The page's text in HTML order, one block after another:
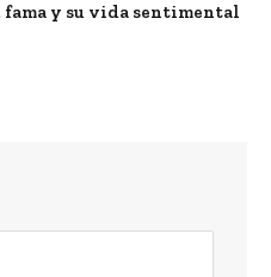
fama y su vida sentimental